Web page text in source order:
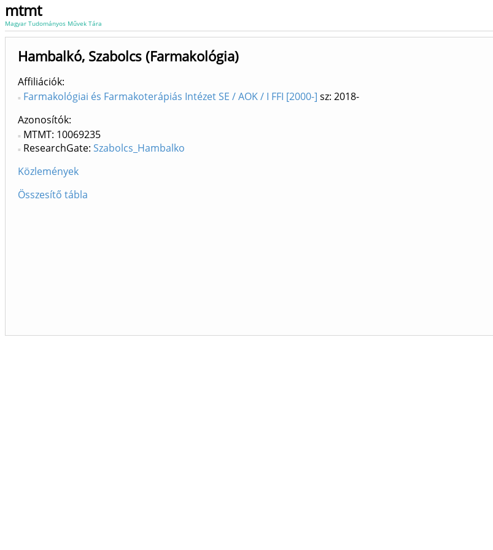
mtmt
Magyar Tudományos Művek Tára
Hambalkó, Szabolcs (Farmakológia)
Affiliációk
Farmakológiai és Farmakoterápiás Intézet SE / AOK / I FFI [2000-] sz: 2018-
Azonosítók
MTMT: 10069235
ResearchGate: Szabolcs_Hambalko
Közlemények
Összesítő tábla